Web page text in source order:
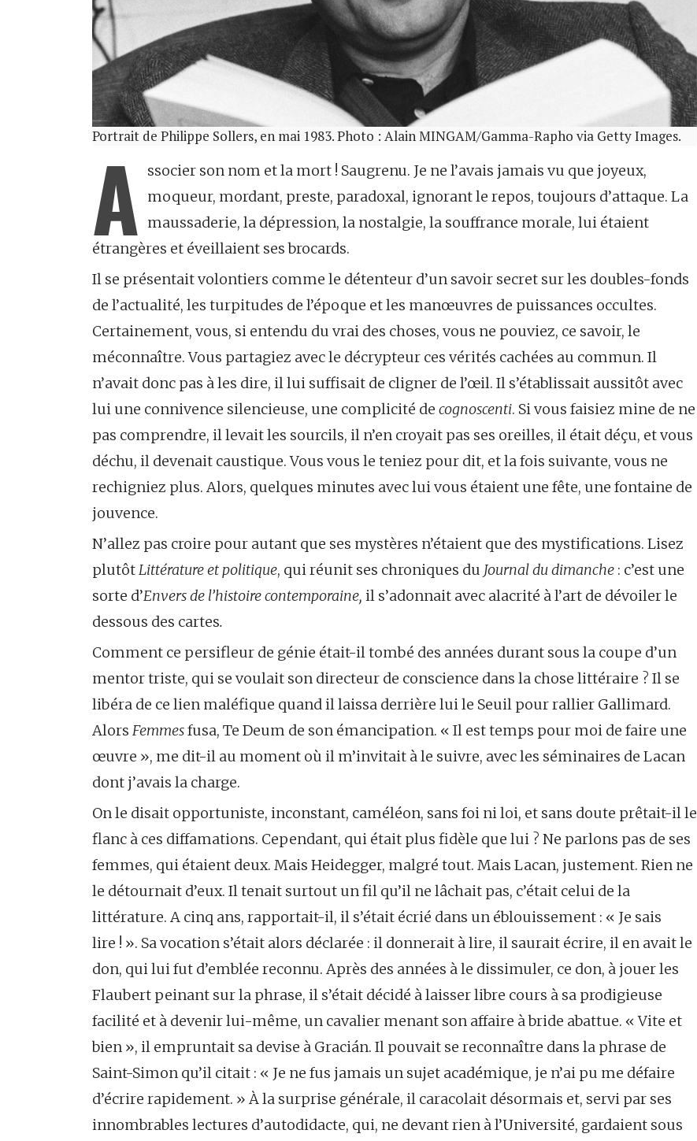
Portrait de Philippe Sollers, en mai 1983. Photo : Alain MINGAM/Gamma-Rapho via Getty Images.
A ssocier son nom et la mort ! Saugrenu. Je ne l’avais jamais vu que joyeux,
moqueur, mordant, preste, paradoxal, ignorant le repos, toujours d’attaque. La
maussaderie, la dépression, la nostalgie, la souffrance morale, lui étaient
étrangères et éveillaient ses brocards.
Il se présentait volontiers comme le détenteur d’un savoir secret sur les doubles-fonds
de l’actualité, les turpitudes de l’époque et les manœuvres de puissances occultes.
Certainement, vous, si entendu du vrai des choses, vous ne pouviez, ce savoir, le
méconnaître. Vous partagiez avec le décrypteur ces vérités cachées au commun. Il
n’avait donc pas à les dire, il lui suffisait de cligner de l’œil. Il s’établissait aussitôt avec
lui une connivence silencieuse, une complicité de cognoscenti. Si vous faisiez mine de ne
pas comprendre, il levait les sourcils, il n’en croyait pas ses oreilles, il était déçu, et vous
déchu, il devenait caustique. Vous vous le teniez pour dit, et la fois suivante, vous ne
rechigniez plus. Alors, quelques minutes avec lui vous étaient une fête, une fontaine de
jouvence.
N’allez pas croire pour autant que ses mystères n’étaient que des mystifications. Lisez
plutôtLittérature et politique, qui réunit ses chroniques du Journal du dimanche : c’est une
sorte d’Envers de l’histoire contemporaine, il s’adonnait avec alacrité à l’art de dévoiler le
dessous des cartes.
Comment ce persifleur de génie était-il tombé des années durant sous la coupe d’un
mentor triste, qui se voulait son directeur de conscience dans la chose littéraire ? Il se
libéra de ce lien maléfique quand il laissa derrière lui le Seuil pour rallier Gallimard.
Alors Femmesfusa, Te Deum de son émancipation. « Il est temps pour moi de faire une
œuvre », me dit-il au moment où il m’invitait à le suivre, avec les séminaires de Lacan
dont j’avais la charge.
On le disait opportuniste, inconstant, caméléon, sans foi ni loi, et sans doute prêtait-il le
flanc à ces diffamations. Cependant, qui était plus fidèle que lui ? Ne parlons pas de ses
femmes, qui étaient deux. Mais Heidegger, malgré tout. Mais Lacan, justement. Rien ne
le détournait d’eux. Il tenait surtout un fil qu’il ne lâchait pas, c’était celui de la
littérature. A cinq ans, rapportait-il, il s’était écrié dans un éblouissement : « Je sais
lire ! ». Sa vocation s’était alors déclarée : il donnerait à lire, il saurait écrire, il en avait le
don, qui lui fut d’emblée reconnu. Après des années à le dissimuler, ce don, à jouer les
Flaubert peinant sur la phrase, il s’était décidé à laisser libre cours à sa prodigieuse
facilité et à devenir lui-même, un cavalier menant son affaire à bride abattue. « Vite et
bien », il empruntait sa devise à Gracián. Il pouvait se reconnaître dans la phrase de
Saint-Simon qu’il citait : « Je ne fus jamais un sujet académique, je n’ai pu me défaire
d’écrire rapidement. » À la surprise générale, il caracolait désormais et, servi par ses
innombrables lectures d’autodidacte, qui, ne devant rien à l’Université, gardaient sous